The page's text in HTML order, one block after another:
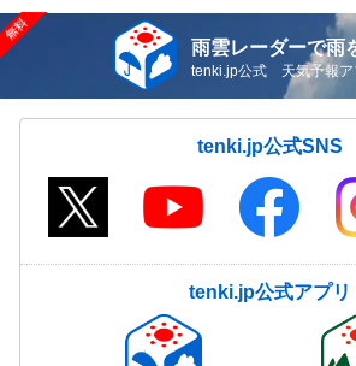
雨雲レーダーで雨
tenki.jp公式 天気予報ア
tenki.jp公式SNS
tenki.jp公式アプリ